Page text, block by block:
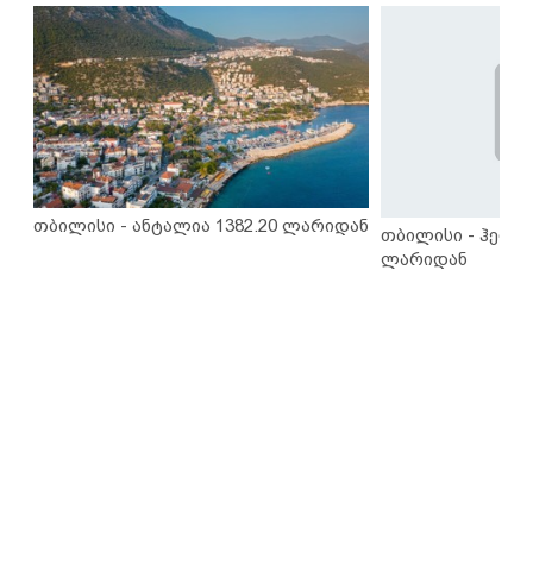
თბილისი - ანტალია 1382.20 ლარიდან
თბილისი -
ლარიდან